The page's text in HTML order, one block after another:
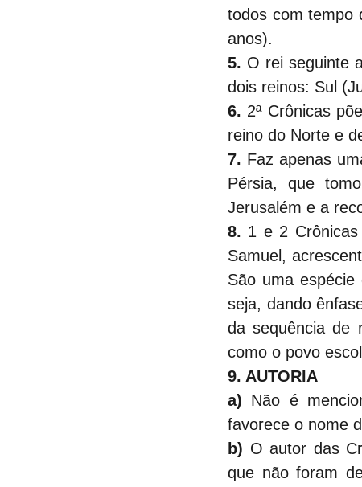
todos com tempo
anos).
5. O rei seguinte
dois reinos: Sul
6. 2ª Crônicas
reino do Norte e
7. Faz apenas
Pérsia, que
Jerusalém e a
8. 1 e 2
Samuel,
São uma
seja, dando
da sequência de
como o povo
9. AUTORIA
a) Não é
favorece o nome
b) O autor das
que não foram